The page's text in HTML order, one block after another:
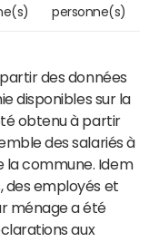
personne(s)
des données
disponibles sur la
obtenu à partir
des salariés à
commune. Idem
des employés et
ménage a été
aux